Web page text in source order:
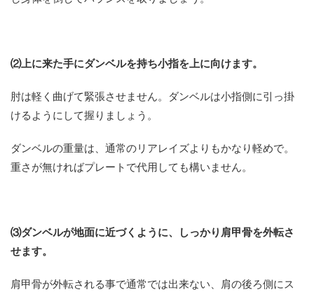
⑵上に来た手にダンベルを持ち小指を上に向けます。
肘は軽く曲げて緊張させません。ダンベルは小指側に引っ掛
けるようにして握りましょう。
ダンベルの重量は、通常のリアレイズよりもかなり軽めで。
重さが無ければプレートで代用しても構いません。
⑶ダンベルが地面に近づくように、しっかり肩甲骨を外転さ
せます。
肩甲骨が外転される事で通常では出来ない、肩の後ろ側にス